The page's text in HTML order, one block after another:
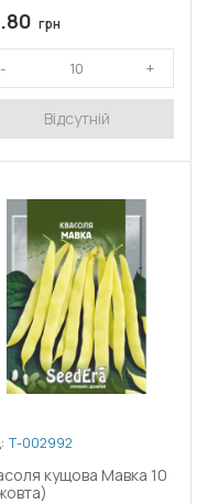
грн
Відсутній
Т-002992
кущова Мавка 10